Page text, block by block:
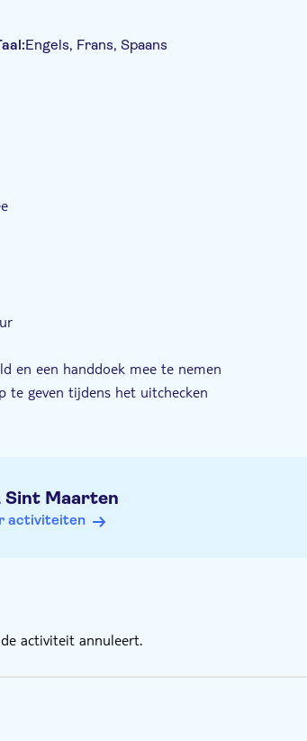
op de zee en het heldere water te
en distilleerderij om een
Engels, Frans, Spaans
en een handdoek mee te nemen
te geven tijdens het uitchecken
Maarten
activiteiten
activiteit annuleert.